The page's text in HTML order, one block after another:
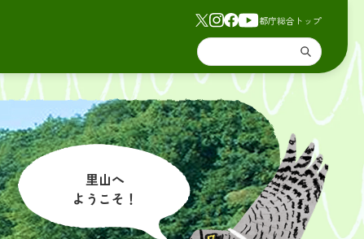
都庁総合トップ
里山へ
ようこそ！